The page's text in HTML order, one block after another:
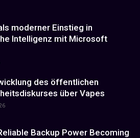
moderner Einstieg in
Intelligenz mit Microsoft
des öffentlichen
über Vapes
Backup Power Becoming